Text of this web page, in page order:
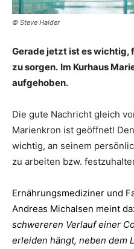
© Steve Haider
Gerade jetzt ist es wichtig,
zu sorgen. Im Kurhaus
aufgehoben.
Die gute Nachricht gleich
Marienkron ist geöffnet!
wichtig, an seinem
zu arbeiten bzw.
Ernährungsmediziner und
Andreas Michalsen meint
schwereren Verlauf einer
erleiden hängt, neben dem